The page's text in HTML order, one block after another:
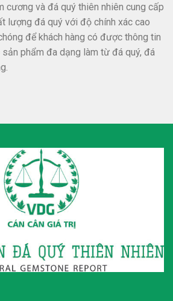
cương và đá quý thiên nhiên cung cấp
lượng đá quý với độ chính xác cao
để khách hàng có được thông tin
phẩm đa dạng làm từ đá quý, đá